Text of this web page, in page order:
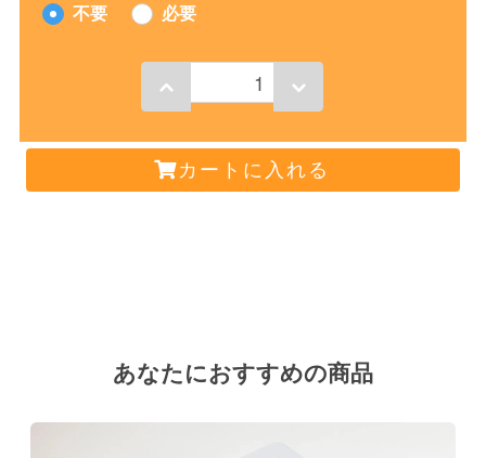
不要 必要
カートに入れる
あなたにおすすめの商品